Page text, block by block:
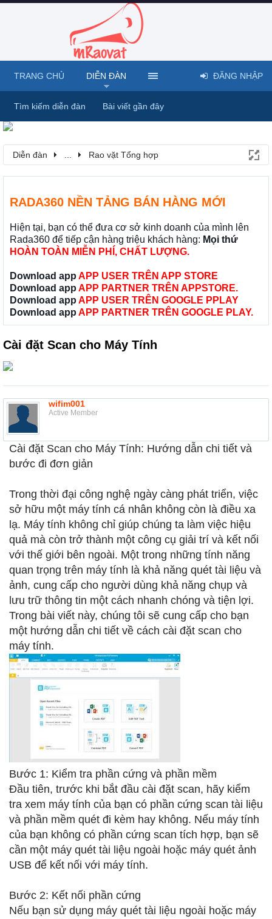
Diễn đàn Rao vặt Tổng hợp
RADA360 NỀN TẢNG BÁN HÀNG MỚI
Hiện tại, bạn có thể đưa cơ sở kinh doanh của mình lên
Rada360 để tiếp cận hàng triệu khách hàng: Mọi thứ
HOÀN TOÀN MIỄN PHÍ, CHẤT LƯỢNG.
Download app APP USER TRÊN APP STORE
Download app APP PARTNER TRÊN APPSTORE.
Download app APP USER TRÊN GOOGLE PPLAY
Download app APP PARTNER TRÊN GOOGLE PLAY.
Cài đặt Scan cho Máy Tính
wifim001
Active Member
Cài đặt Scan cho Máy Tính: Hướng dẫn chi tiết và
bước đi đơn giản
Trong thời đại công nghệ ngày càng phát triển, việc
sở hữu một máy tính cá nhân không còn là điều xa
lạ. Máy tính không chỉ giúp chúng ta làm việc hiệu
quả mà còn trở thành một công cụ giải trí và kết nối
với thế giới bên ngoài. Một trong những tính năng
quan trọng trên máy tính là khả năng quét tài liệu và
ảnh, cung cấp cho người dùng khả năng chụp và
lưu trữ thông tin một cách nhanh chóng và tiện lợi.
Trong bài viết này, chúng tôi sẽ cung cấp cho bạn
một hướng dẫn chi tiết về cách cài đặt scan cho
máy tính.
Bước 1: Kiểm tra phần cứng và phần mềm
Đầu tiên, trước khi bắt đầu cài đặt scan, hãy kiểm
tra xem máy tính của bạn có phần cứng scan tài liệu
và phần mềm quét đi kèm hay không. Nếu máy tính
của bạn không có phần cứng scan tích hợp, bạn sẽ
cần một máy quét tài liệu ngoài hoặc máy quét ảnh
USB để kết nối với máy tính.
Bước 2: Kết nối phần cứng
Nếu bạn sử dụng máy quét tài liệu ngoài hoặc máy
TRANG CHỦ DIỄN ĐÀN
Tìm kiếm diễn đàn Bài viết gần đây
ĐĂNG NHẬP